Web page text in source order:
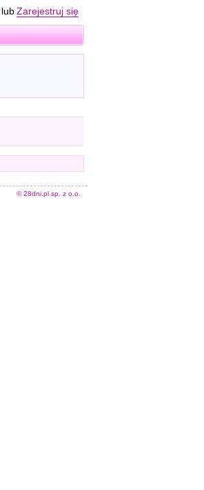
lub Zarejestruj się
© 28dni.pl sp. z o.o.